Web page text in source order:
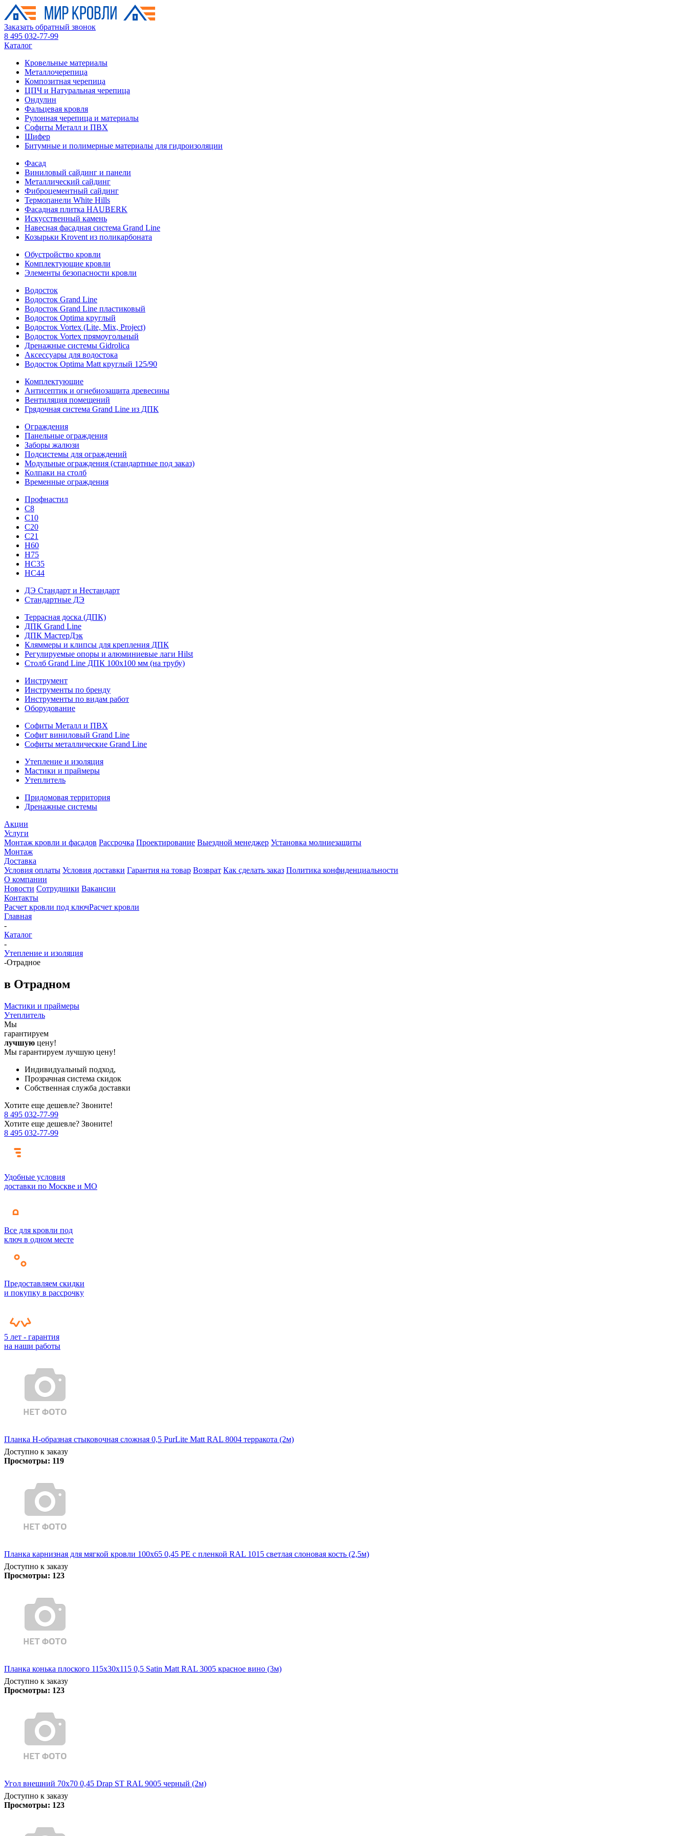
Заказать обратный звонок
8 495 032-77-99
Каталог
Кровельные материалы
Металлочерепица
Композитная черепица
ЦПЧ и Натуральная черепица
Ондулин
Фальцевая кровля
Рулонная черепица и материалы
Софиты Металл и ПВХ
Шифер
Битумные и полимерные материалы для гидроизоляции
Фасад
Виниловый сайдинг и панели
Металлический сайдинг
Фиброцементный сайдинг
Термопанели White Hills
Фасадная плитка HAUBERK
Искусственный камень
Навесная фасадная система Grand Line
Козырьки Krovent из поликарбоната
Обустройство кровли
Комплектующие кровли
Элементы безопасности кровли
Водосток
Водосток Grand Line
Водосток Grand Line пластиковый
Водосток Optima круглый
Водосток Vortex (Lite, Mix, Project)
Водосток Vortex прямоугольный
Дренажные системы Gidrolica
Аксессуары для водостока
Водосток Optima Matt круглый 125/90
Комплектующие
Антисептик и огнебиозащита древесины
Вентиляция помещений
Грядочная система Grand Line из ДПК
Ограждения
Панельные ограждения
Заборы жалюзи
Подсистемы для ограждений
Модульные ограждения (стандартные под заказ)
Колпаки на столб
Временные ограждения
Профнастил
С8
С10
С20
С21
H60
H75
HС35
НС44
ДЭ Стандарт и Нестандарт
Стандартные ДЭ
Террасная доска (ДПК)
ДПК Grand Line
ДПК МастерДэк
Кляммеры и клипсы для крепления ДПК
Регулируемые опоры и алюминиевые лаги Hilst
Столб Grand Line ДПК 100х100 мм (на трубу)
Инструмент
Инструменты по бренду
Инструменты по видам работ
Оборудование
Софиты Металл и ПВХ
Софит виниловый Grand Line
Софиты металлические Grand Line
Утепление и изоляция
Мастики и праймеры
Утеплитель
Придомовая территория
Дренажные системы
Акции
Услуги
Монтаж кровли и фасадов Рассрочка Проектирование Выездной менеджер Установка молниезащиты
Монтаж
Доставка
Условия оплаты Условия доставки Гарантия на товар Возврат Как сделать заказ Политика конфиденциальности
О компании
Новости Сотрудники Вакансии
Контакты
Расчет кровли под ключРасчет кровли
Главная
-
Каталог
-
Утепление и изоляция
-Отрадное
в Отрадном
Мастики и праймеры
Утеплитель
Мы
гарантируем
лучшую цену!
Мы гарантируем лучшую цену!
Индивидуальный подход,
Прозрачная система скидок
Собственная служба доставки
Хотите еще дешевле? Звоните!
8 495 032-77-99
Хотите еще дешевле? Звоните!
8 495 032-77-99
Удобные условия
доставки по Москве и МО
Все для кровли под
ключ в одном месте
Предоставляем скидки
и покупку в рассрочку
5 лет - гарантия
на наши работы
Планка Н-образная стыковочная сложная 0,5 PurLite Matt RAL 8004 терракота (2м)
Доступно к заказу
Просмотры: 119
Планка карнизная для мягкой кровли 100х65 0,45 PE с пленкой RAL 1015 светлая слоновая кость (2,5м)
Доступно к заказу
Просмотры: 123
Планка конька плоского 115х30х115 0,5 Satin Matt RAL 3005 красное вино (3м)
Доступно к заказу
Просмотры: 123
Угол внешний 70х70 0,45 Drap ST RAL 9005 черный (2м)
Доступно к заказу
Просмотры: 123